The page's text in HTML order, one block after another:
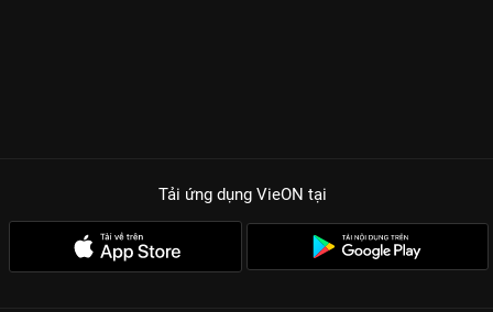
Tải ứng dụng VieON tại